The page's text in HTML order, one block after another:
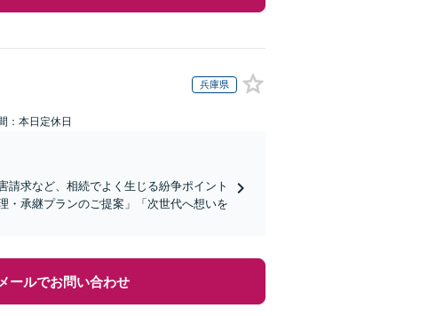
兵庫県
：本日定休日
請求など、相続でよく生じる紛争ポイント
・承継プランのご提案」「次世代へ想いを
メールでお問い合わせ